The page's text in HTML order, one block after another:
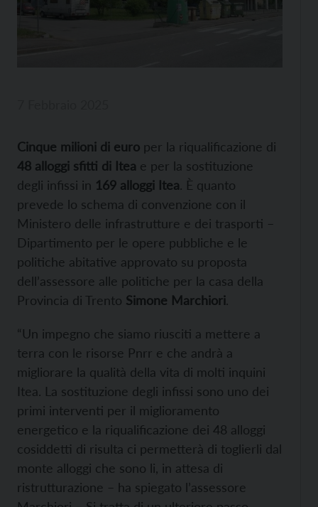
Cinque milioni di euro per la riqualificazione di
48 alloggi sfitti di Itea e per la sostituzione
degli infissi in 169 alloggi Itea. È quanto
prevede lo schema di convenzione con il
Ministero delle infrastrutture e dei trasporti –
Dipartimento per le opere pubbliche e le
politiche abitative approvato su proposta
dell’assessore alle politiche per la casa della
Provincia di Trento Simone Marchiori.
“Un impegno che siamo riusciti a mettere a
terra con le risorse Pnrr e che andrà a
migliorare la qualità della vita di molti inquini
Itea. La sostituzione degli infissi sono uno dei
primi interventi per il miglioramento
energetico e la riqualificazione dei 48 alloggi
cosiddetti di risulta ci permetterà di toglierli dal
monte alloggi che sono li, in attesa di
ristrutturazione – ha spiegato l’assessore